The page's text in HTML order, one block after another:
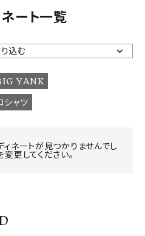
ート一覧
込む
YANK
シャツ
ネートが見つかりませんでし
更してください。